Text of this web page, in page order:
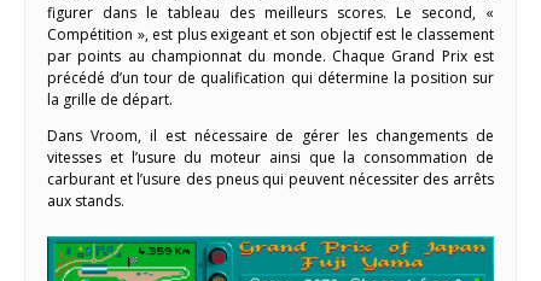
figurer dans le tableau des meilleurs scores. Le second, «
Compétition », est plus exigeant et son objectif est le classement
par points au championnat du monde. Chaque Grand Prix est
précédé d’un tour de qualification qui détermine la position sur
la grille de départ.
Dans Vroom, il est nécessaire de gérer les changements de
vitesses et l’usure du moteur ainsi que la consommation de
carburant et l’usure des pneus qui peuvent nécessiter des arrêts
aux stands.